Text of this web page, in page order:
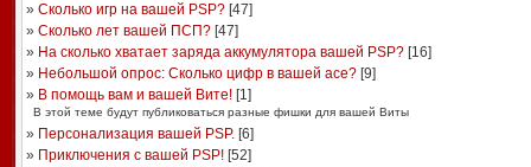
» Сколько игр на вашей PSP?[47]
» Сколько лет вашей ПСП?[47]
» На сколько хватает заряда аккумулятора вашей PSP?[16]
» Небольшой опрос: Сколько цифр в вашей асе?[9]
» В помощь вам и вашей Вите![1]
В этой теме будут публиковаться разные фишки для вашей Виты
» Персонализация вашей PSP.[6]
» Приключения с вашей PSP![52]